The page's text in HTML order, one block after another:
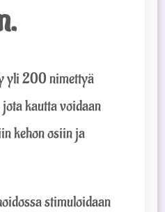
yli 200 nimettyä
kautta voidaan
kehon osiin ja
stimuloidaan